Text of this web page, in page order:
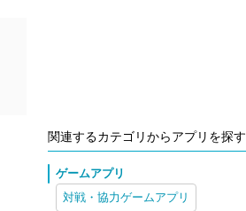
関連するカテゴリからアプリを探す
ゲームアプリ
対戦・協力ゲームアプリ